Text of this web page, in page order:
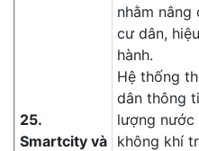
25.
Smartcity và
nhằm
cư dân,
hành.
Hệ thống
dân thông
lượng nước
không khí